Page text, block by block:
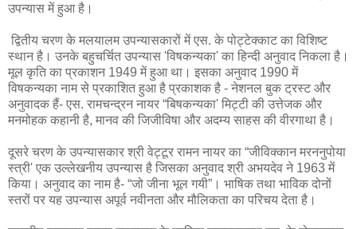
उपन्यास में हुआ है।
द्वितीय चरण के मलयालम उपन्यासकारों में एस. के पोट्टेक्काट का विशिष्ट
स्थान है। उनके बहुचर्चित उपन्यास 'विषकन्यका' का हिन्दी अनुवाद निकला है।
मूल कृति का प्रकाशन 1949 में हुआ था। इसका अनुवाद 1990 में
विषकन्यका नाम से प्रकाशित हुआ है प्रकाशक है - नेशनल बुक ट्रस्ट और
अनुवादक हैं- एस. रामचन्द्रन नायर “बिषकन्यका' मिट्टी की उत्तेजक और
मनमोहक कहानी है, मानव की जिजीविषा और अदम्य साहस की वीरगाथा है।
दूसरे चरण के उपन्यासकार श्री वेट्टूर रामन नायर का “जीविक्कान मरननुपोया
स्त्री' एक उल्लेखनीय उपन्यास है जिसका अनुवाद श्री अभयदेव ने 1963 में
किया। अनुवाद का नाम है- “जो जीना भूल गयी”। भाषिक तथा भाविक दोनों
स्तरों पर यह उपन्यास अपूर्व नवीनता और मौलिकता का परिचय देता है।